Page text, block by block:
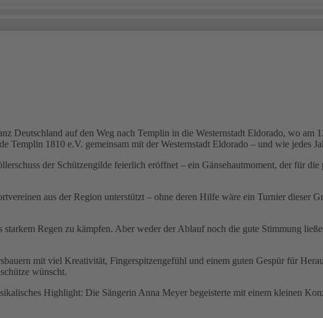
Deutschland auf den Weg nach Templin in die Westernstadt Eldorado, wo am
1810 e.V. gemeinsam mit der Westernstadt Eldorado – und wie jedes
der Schützengilde feierlich eröffnet – ein Gänsehautmoment, der für
aus der Region unterstützt – ohne deren Hilfe wäre ein Turnier dieser
Regen zu kämpfen. Aber weder der Ablauf noch die gute Stimmung
mit viel Kreativität, Fingerspitzengefühl und einem guten Gespür für
wünscht.
Highlight: Die Sängerin Anna Meyer begeisterte mit einem kleinen